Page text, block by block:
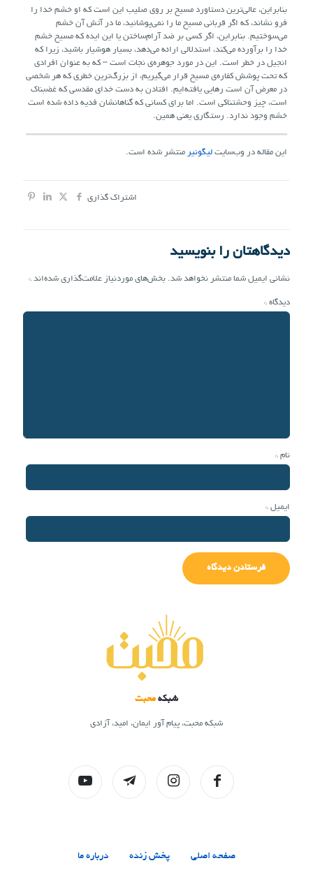
بنابراین، عالی‌ترین دستاورد مسیح بر روی صلیب این است که او خشم خدا را
فرو نشاند، که اگر قربانی مسیح ما را نمی‌پوشانید، ما در آتش آن خشم
می‌سوختیم. بنابراین، اگر کسی بر ضد آرام‌ساختن یا این ایده که مسیح خشم
خدا را برآورده می‌کند، استدلالی ارائه می‌دهد، بسیار هوشیار باشید، زیرا که
انجیل در خطر است. این در مورد جوهره‌ی نجات است – که به عنوان افرادی
که تحت پوشش کفاره‌ی مسیح قرار می‌گیریم، از بزرگ‌ترین خطری که هر شخصی
در معرض آن است رهایی یافته‌ایم. افتادن به دست خدای مقدسی که غضبناک
است، چیز وحشتناکی است. اما برای کسانی که گناهانشان فدیه‌ داده شده است
خشم وجود ندارد. رستگاری یعنی همین.
این مقاله در وب‌سایت لیگونیر منتشر شده است.
اشتراک گذاری
دیدگاهتان را بنویسید
نشانی ایمیل شما منتشر نخواهد شد. بخش‌های موردنیاز علامت‌گذاری شده‌اند *
دیدگاه *
نام *
ایمیل *
شبکه محبت
شبکه محبت، پیام آور ایمان، امید، آزادی
صفحه اصلی پخش زنده درباره ما